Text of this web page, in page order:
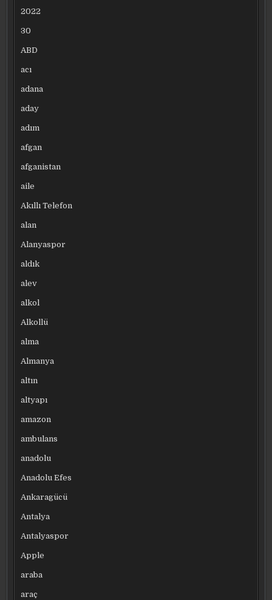
2022
30
ABD
acı
adana
aday
adım
afgan
afganistan
aile
Akıllı Telefon
alan
Alanyaspor
aldık
alev
alkol
Alkollü
alma
Almanya
altın
altyapı
amazon
ambulans
anadolu
Anadolu Efes
Ankaragücü
Antalya
Antalyaspor
Apple
araba
araç